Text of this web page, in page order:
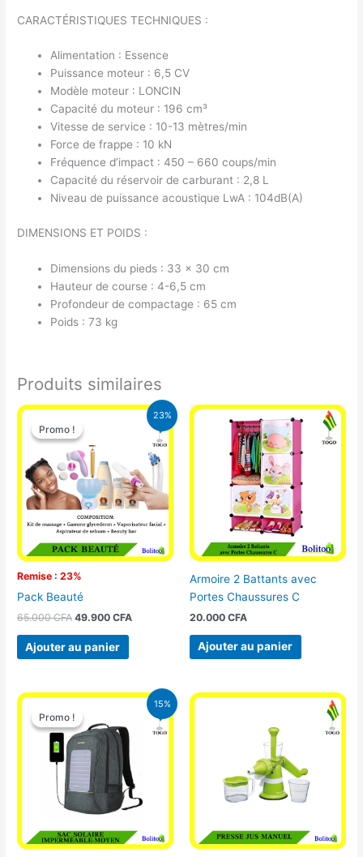
CARACTÉRISTIQUES TECHNIQUES :
Alimentation : Essence
Puissance moteur : 6,5 CV
Modèle moteur : LONCIN
Capacité du moteur : 196 cm³
Vitesse de service : 10-13 mètres/min
Force de frappe : 10 kN
Fréquence d’impact : 450 – 660 coups/min
Capacité du réservoir de carburant : 2,8 L
Niveau de puissance acoustique LwA : 104dB(A)
DIMENSIONS ET POIDS :
Dimensions du pieds : 33 x 30 cm
Hauteur de course : 4-6,5 cm
Profondeur de compactage : 65 cm
Poids : 73 kg
Produits similaires
23%
Promo !
Remise : 23%
Promo !
Pack Beauté
65.000CFA
Le
initial
était :
65.000 CFA.
49.900CFA
Le
prix
actuel
49.900 CFA.
Ajouter au panier
Armoire 2 Battants avec
Portes Chaussures C
20.000 CFA
Ajouter au panier
15%
Promo !
Promo !
Le
prix
initial
était :
29.500 CFA.
Le
prix
actuel